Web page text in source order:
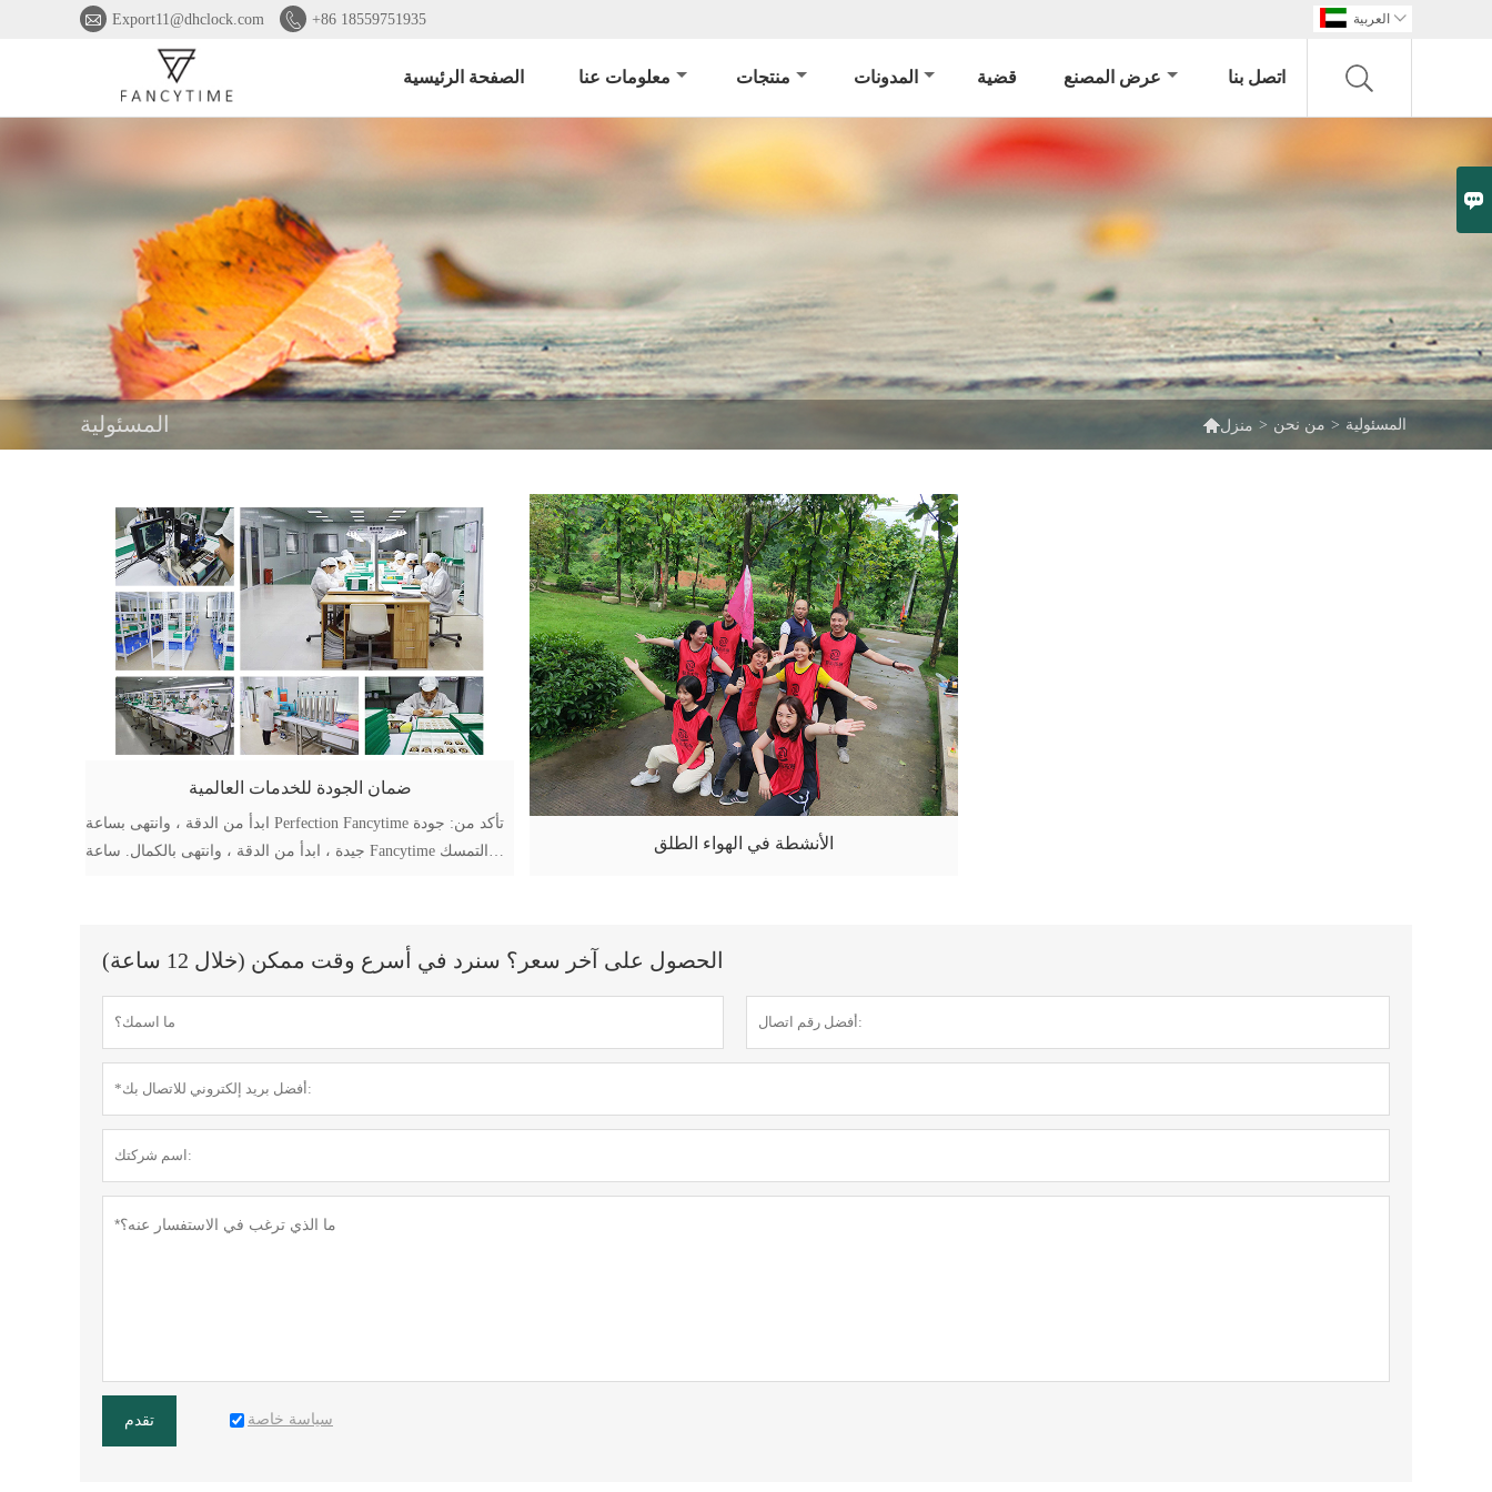

 Export11@dhclock.com  +86 18559751935 العربية 
الصفحة الرئيسية معلومات عنا منتجات المدونات قضية عرض المصنع اتصل بنا
المسئولية منزل > من نحن > المسئولية
ضمان الجودة للخدمات العالمية
ابدأ من الدقة ، وانتهى بساعة Perfection Fancytime تأكد من: جودة
جيدة ، ابدأ من الدقة ، وانتهى بالكمال. ساعة Fancytime التمسك
الأنشطة في الهواء الطلق
الحصول على آخر سعر؟ سنرد في أسرع وقت ممكن (خلال 12 ساعة)
تقدم سياسة خاصة